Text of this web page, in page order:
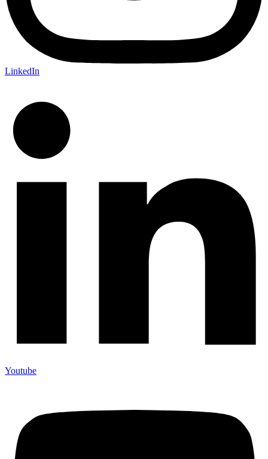
LinkedIn
Youtube